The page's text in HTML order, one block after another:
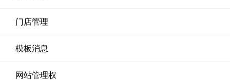
门店管理
模板消息
网站管理权